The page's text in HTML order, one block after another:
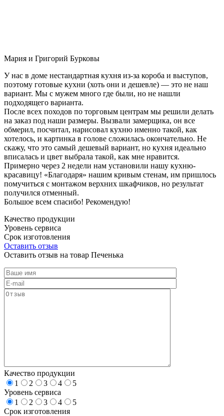
Мария и Григорий Бурковы
У нас в доме нестандартная кухня из-за короба и выступов,
поэтому готовые кухни (хоть они и дешевле) — это не наш
вариант. Мы с мужем много где были, но не нашли
подходящего варианта.
После всех походов по торговым центрам мы решили делать
на заказ под наши размеры. Вызвали замерщика, он все
обмерил, посчитал, нарисовал кухню именно такой, как
хотелось, и картинка в голове сложилась окончательно. Не
скажу, что это самый дешевый вариант, но кухня идеально
вписалась и цвет выбрала такой, как мне нравится.
Примерно через 2 недели нам установили нашу кухню-
красавицу! «Благодаря» нашим кривым стенам, им пришлось
помучиться с монтажом верхних шкафчиков, но результат
получился отменный.
Большое всем спасибо! Рекомендую!
Качество продукции
Уровень сервиса
Срок изготовления
Оставить отзыв
Оставить отзыв на товар Печенька
Качество продукции
1
2 3 4
5
Уровень сервиса
1
2 3 4
5
Срок изготовления